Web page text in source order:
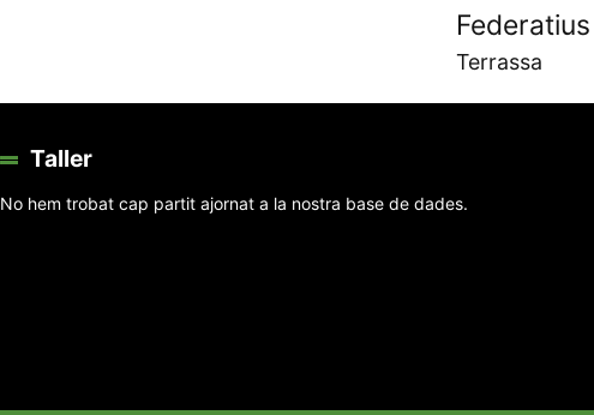
Federatius
Terrassa
Taller
No hem trobat cap partit ajornat a la nostra base de dades.